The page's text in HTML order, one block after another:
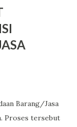
Barang/Jasa
Proses tersebut